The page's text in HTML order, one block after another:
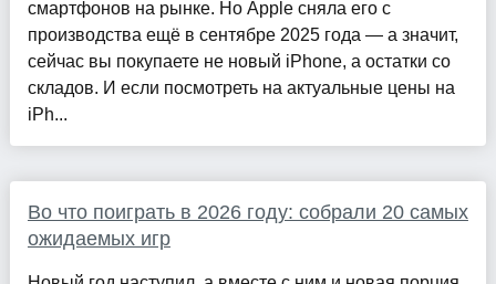
смартфонов на рынке. Но Apple сняла его с
производства ещё в сентябре 2025 года — а значит,
сейчас вы покупаете не новый iPhone, а остатки со
складов. И если посмотреть на актуальные цены на
iPh...
Во что поиграть в 2026 году: собрали 20 самых
ожидаемых игр